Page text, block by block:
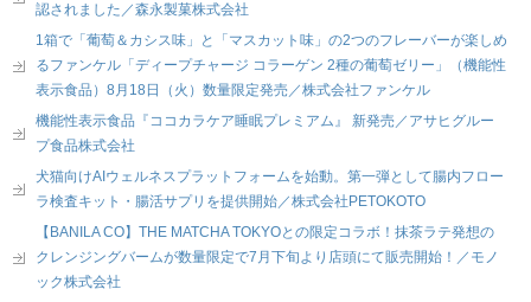
認されました／森永製菓株式会社
1箱で「葡萄＆カシス味」と「マスカット味」の2つのフレーバーが楽しめ
るファンケル「ディープチャージ コラーゲン 2種の葡萄ゼリー」（機能性
表示食品）8月18日（火）数量限定発売／株式会社ファンケル
機能性表示食品『ココカラケア睡眠プレミアム』 新発売／アサヒグルー
プ食品株式会社
犬猫向けAIウェルネスプラットフォームを始動。第一弾として腸内フロー
ラ検査キット・腸活サプリを提供開始／株式会社PETOKOTO
【BANILA CO】THE MATCHA TOKYOとの限定コラボ！抹茶ラテ発想の
クレンジングバームが数量限定で7月下旬より店頭にて販売開始！／モノ
ック株式会社